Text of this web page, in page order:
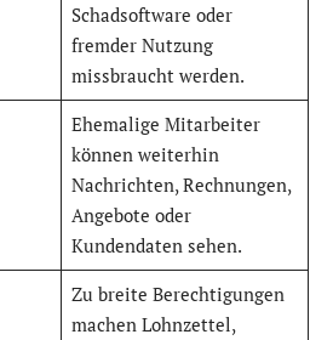
Schadsoftware oder
fremder Nutzung
missbraucht werden.
Ehemalige Mitarbeiter
können weiterhin
Nachrichten, Rechnungen,
Angebote oder
Kundendaten sehen.
Zu breite Berechtigungen
machen Lohnzettel,